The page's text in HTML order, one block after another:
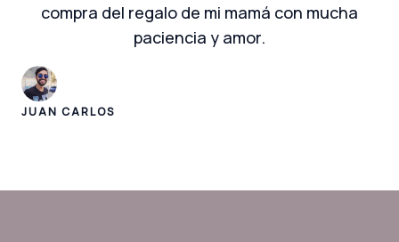
compra del regalo de mi mamá con mucha
paciencia y amor.
JUAN CARLOS